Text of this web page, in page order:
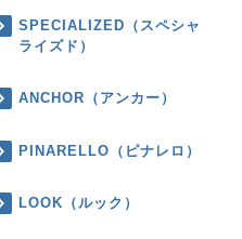
SPECIALIZED（スペシャ
ライズド）
ANCHOR（アンカー）
PINARELLO（ピナレロ）
LOOK（ルック）